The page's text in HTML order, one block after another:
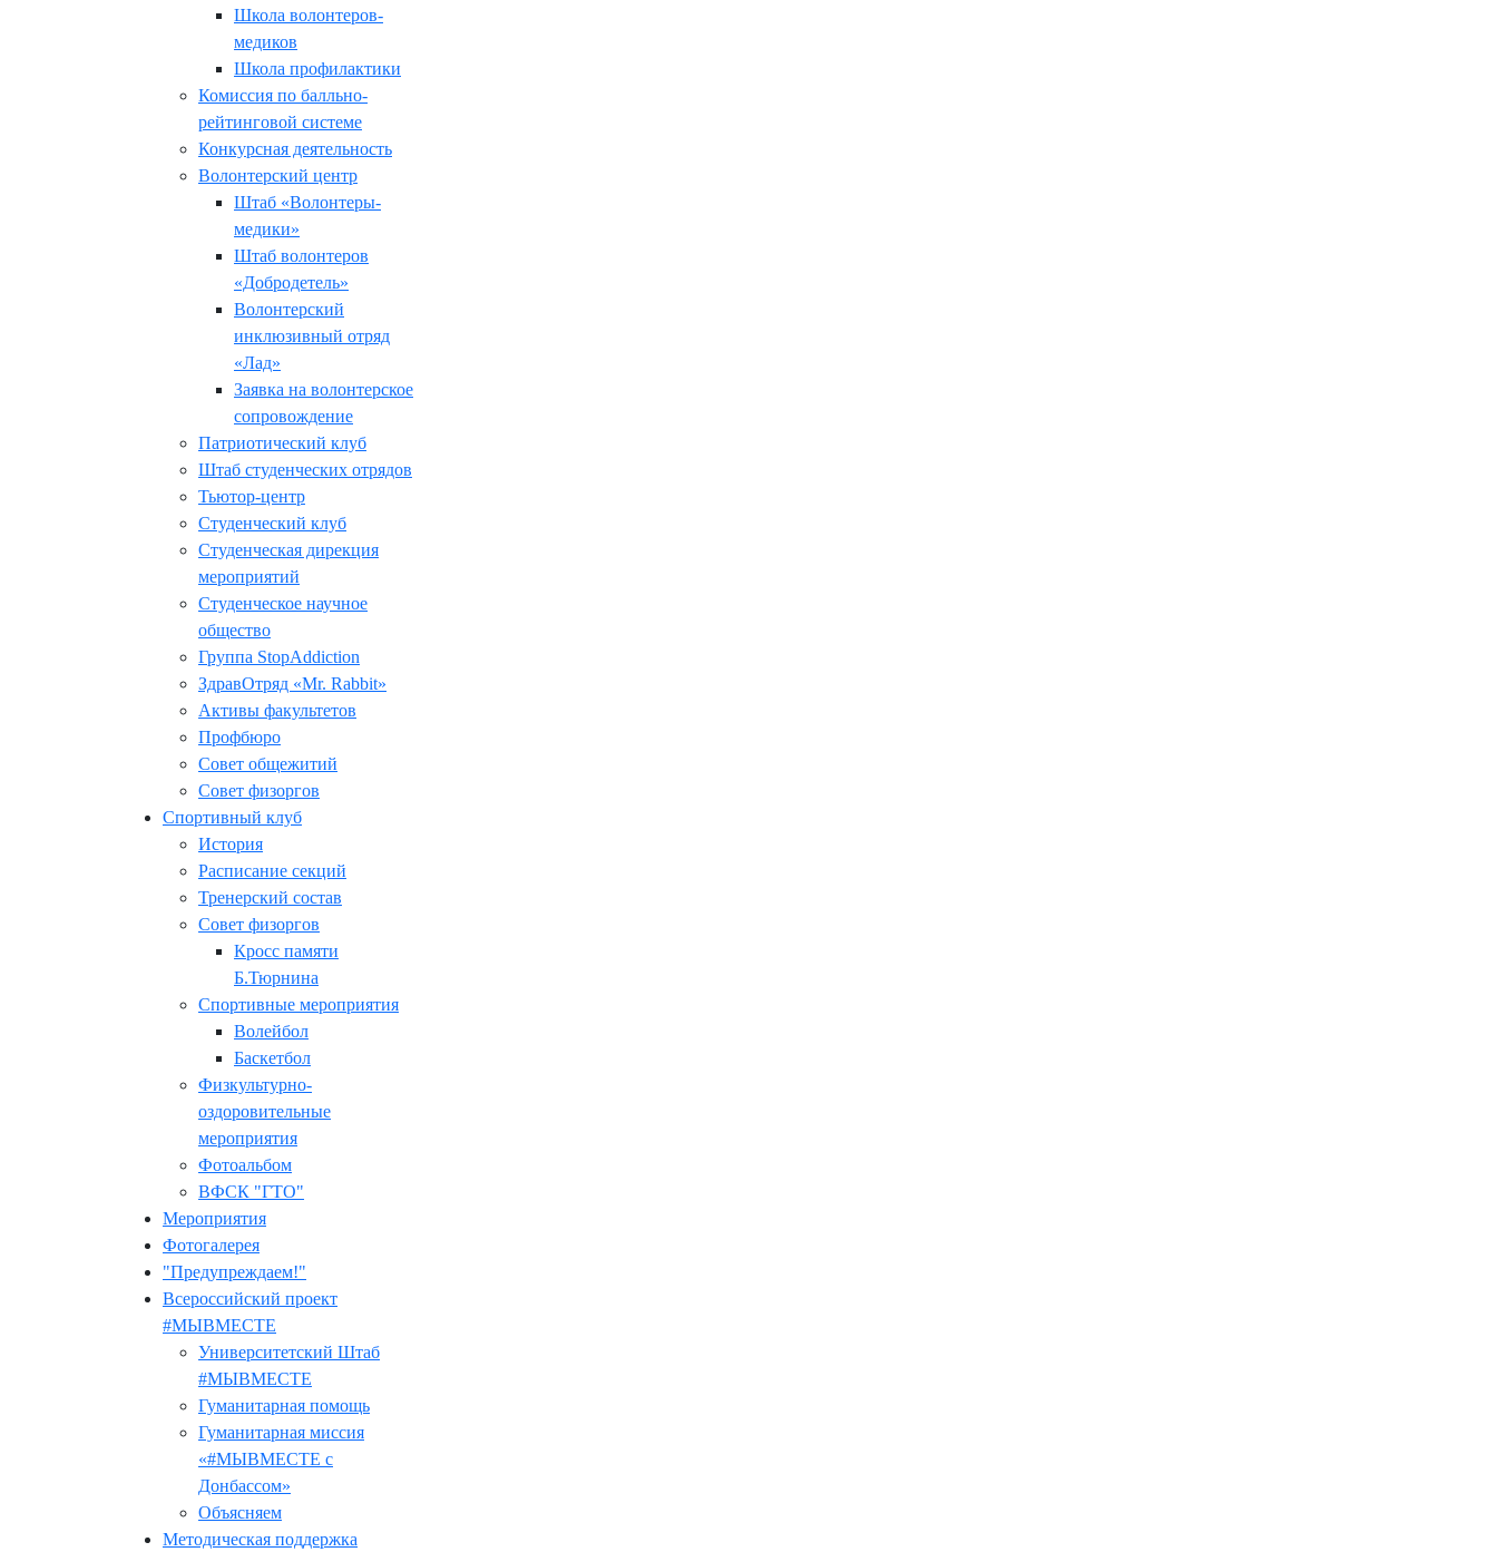
Школа волонтеров-
медиков
Школа профилактики
Комиссия по балльно-
рейтинговой системе
Конкурсная деятельность
Волонтерский центр
Штаб «Волонтеры-
медики»
Штаб волонтеров
«Добродетель»
Волонтерский
инклюзивный отряд
«Лад»
Заявка на волонтерское
сопровождение
Патриотический клуб
Штаб студенческих отрядов
Тьютор-центр
Студенческий клуб
Студенческая дирекция
мероприятий
Студенческое научное
общество
Группа StopAddiction
ЗдравОтряд «Mr. Rabbit»
Активы факультетов
Профбюро
Совет общежитий
Совет физоргов
Спортивный клуб
История
Расписание секций
Тренерский состав
Совет физоргов
Кросс памяти
Б.Тюрнина
Спортивные мероприятия
Волейбол
Баскетбол
Физкультурно-
оздоровительные
мероприятия
Фотоальбом
ВФСК "ГТО"
Мероприятия
Фотогалерея
"Предупреждаем!"
Всероссийский проект
#МЫВМЕСТЕ
Университетский Штаб
#МЫВМЕСТЕ
Гуманитарная помощь
Гуманитарная миссия
«#МЫВМЕСТЕ с
Донбассом»
Объясняем
Методическая поддержка